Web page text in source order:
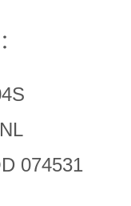
074531